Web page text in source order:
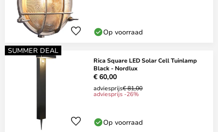
Op voorraad
SUMMER DEAL
Rica Square LED Solar Cell Tuinlamp
Black - Nordlux
€ 60,00
adviesprijs€ 81,00
adviesprijs -26%
Op voorraad